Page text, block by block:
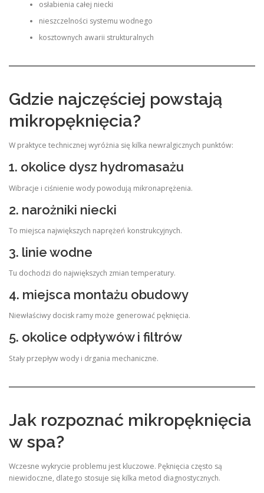
osłabienia całej niecki
nieszczelności systemu wodnego
kosztownych awarii strukturalnych
Gdzie najczęściej powstają
mikropęknięcia?
W praktyce technicznej wyróżnia się kilka newralgicznych punktów:
1. okolice dysz hydromasażu
Wibracje i ciśnienie wody powodują mikronaprężenia.
2. narożniki niecki
To miejsca największych naprężeń konstrukcyjnych.
3. linie wodne
Tu dochodzi do największych zmian temperatury.
4. miejsca montażu obudowy
Niewłaściwy docisk ramy może generować pęknięcia.
5. okolice odpływów i filtrów
Stały przepływ wody i drgania mechaniczne.
Jak rozpoznać mikropęknięcia
w spa?
Wczesne wykrycie problemu jest kluczowe. Pęknięcia często są
niewidoczne, dlatego stosuje się kilka metod diagnostycznych.